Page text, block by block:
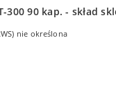
nie określona